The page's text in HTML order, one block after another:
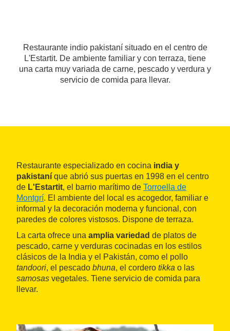
Restaurante indio pakistaní situado en el centro de
L'Estartit. De ambiente familiar y con terraza, tiene
una carta muy variada de carne, pescado y verdura y
servicio de comida para llevar.
Restaurante especializado en cocina india y
pakistaní que abrió sus puertas en 1998 en el centro
de L'Estartit, el barrio marítimo de Torroella de
Montgrí. El ambiente del local es acogedor, familiar e
informal y la decoración moderna y funcional, con
paredes de colores vistosos. Dispone de terraza.
La carta ofrece una amplia variedad de platos de
pescado, carne y verduras cocinadas en los estilos
clásicos de la India y el Pakistán, como el pollo
tandoori, el pescado bhuna, el cordero tikka o las
samosas vegetales. Tiene servicio de comida para
llevar.